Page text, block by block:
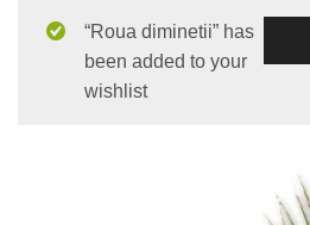
“Roua diminetii” has
been added to your
wishlist